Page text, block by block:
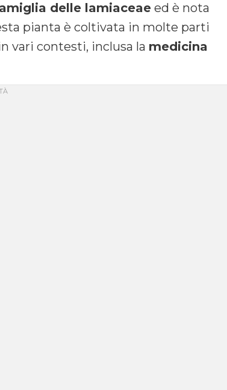
delle lamiaceae ed è nota
pianta è coltivata in molte parti
vari contesti, inclusa la medicina